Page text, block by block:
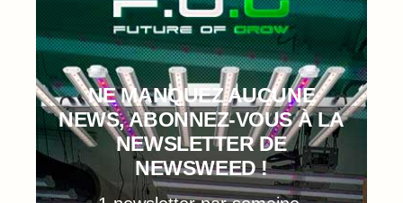
NE MANQUEZ AUCUNE
NEWS, ABONNEZ-VOUS À LA
NEWSLETTER DE
NEWSWEED !